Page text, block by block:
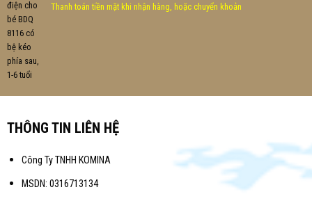
Thanh toán tiền mặt khi nhận hàng, hoặc chuyển khoản
THÔNG TIN LIÊN HỆ
Công Ty TNHH KOMINA
MSDN: 0316713134